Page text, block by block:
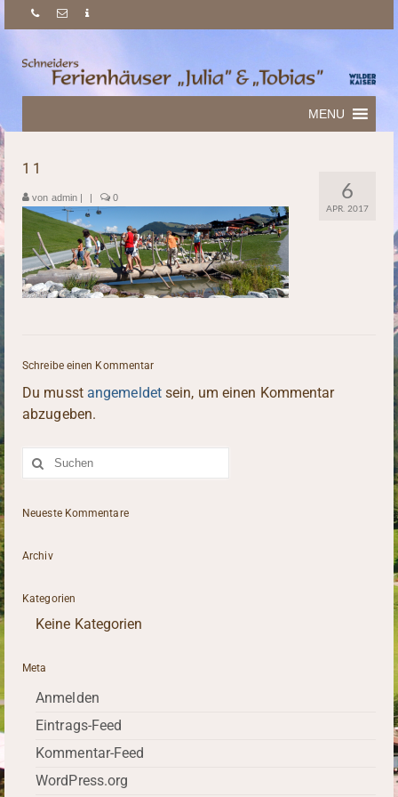
MENU
6
APR. 2017
11
von admin | | 0
Schreibe einen Kommentar
Du musst angemeldetsein, um einen Kommentar
abzugeben.
Suche
nach:
Neueste Kommentare
Archiv
Kategorien
Keine Kategorien
Meta
Anmelden
Eintrags-Feed
Kommentar-Feed
WordPress.org